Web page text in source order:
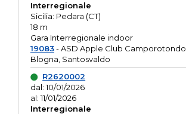
Interregionale
Sicilia: Pedara (CT)
18 m
Gara Interregionale indoor
19083- ASD Apple Club Camporotondo
Blogna, Santosvaldo
R2620002
dal: 10/01/2026
al: 11/01/2026
Interregionale